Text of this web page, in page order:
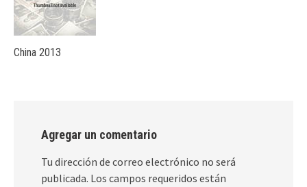
China 2013
Agregar un comentario
Tu dirección de correo electrónico no será
publicada. Los campos requeridos están